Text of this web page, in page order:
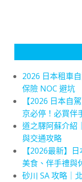
2026 日本租車
保險 NOC 避坑
【2026 日本自
京必停！必買伴
道之驛阿蘇介紹
與交通攻略
【2026最新】
美食、伴手禮與
砂川 SA 攻略｜